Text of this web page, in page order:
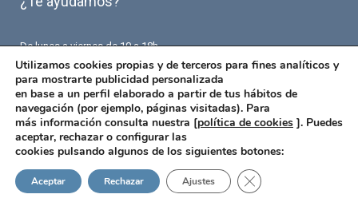
De lunes a viernes de 10 a 18h.
T. 93 426 84 84
F. 93 426 18 87
info@fermaseguros.com
Avinguda de Mistral 10
Entresuelo – 6 puerta
08015 Barcelona
Utilizamos cookies propias y de terceros para fines analíticos y
para mostrarte publicidad personalizada
en base a un perfil elaborado a partir de tus hábitos de
navegación (por ejemplo, páginas visitadas). Para
más información consulta nuestra [política de cookies ]. Puedes
aceptar, rechazar o configurar las
cookies pulsando algunos de los siguientes botones:
Aceptar Rechazar Ajustes Cerrar el banner de